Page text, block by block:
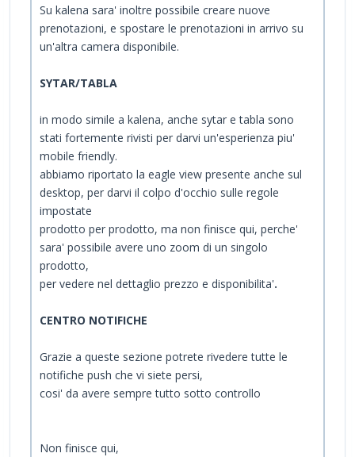
Su kalena sara' inoltre possibile creare nuove
prenotazioni, e spostare le prenotazioni in arrivo su
un'altra camera disponibile.
SYTAR/TABLA
in modo simile a kalena, anche sytar e tabla sono
stati fortemente rivisti per darvi un'esperienza piu'
mobile friendly.
abbiamo riportato la eagle view presente anche sul
desktop, per darvi il colpo d'occhio sulle regole
impostate
prodotto per prodotto, ma non finisce qui, perche'
sara' possibile avere uno zoom di un singolo
prodotto,
per vedere nel dettaglio prezzo e disponibilita'.
CENTRO NOTIFICHE
Grazie a queste sezione potrete rivedere tutte le
notifiche push che vi siete persi,
cosi' da avere sempre tutto sotto controllo
Non finisce qui,